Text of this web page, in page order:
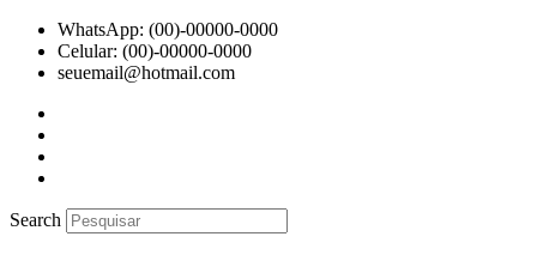
para
WhatsApp: (00)-00000-0000
Celular: (00)-00000-0000
seuemail@hotmail.com
Search